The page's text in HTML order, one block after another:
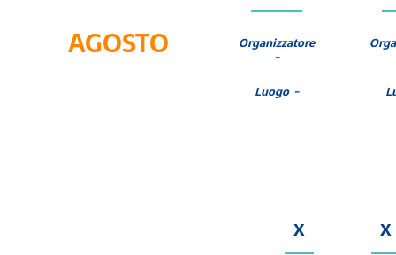
AGOSTO Organizzatore
-
Luogo -
X X